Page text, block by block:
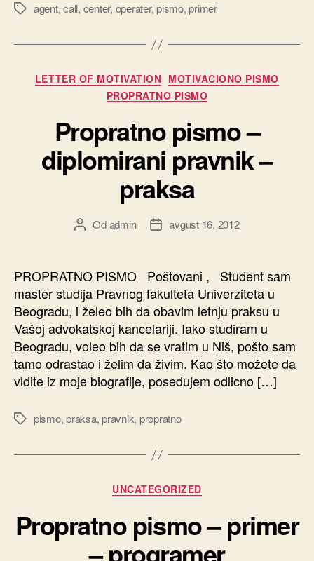
Oznake
agent,call, center, operater,pismo,primer
Kategorije
LETTER OF MOTIVATION MOTIVACIONO PISMO
PROPRATNO PISMO
Propratno pismo –
diplomirani pravnik –
praksa
Autor
Odadmin
Datumavgust 16, 2012
PROPRATNO PISMO Poštovani , Student sam
master studija Pravnog fakulteta Univerziteta u
Beogradu, i želeo bih da obavim letnju praksu u
Vašoj advokatskoj kancelariji. Iako studiram u
Beogradu, voleo bih da se vratim u Niš, pošto sam
tamo odrastao i želim da živim. Kao što možete da
vidite iz moje biografije, posedujem odlicno […]
Oznake
pismo,praksa,pravnik, propratno
Kategorije
UNCATEGORIZED
Propratno pismo – primer
– programer